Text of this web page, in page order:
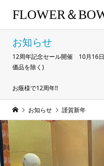
FLOWER＆
お知らせ
12周年記念セール開催 10月16
価品を除く)
お蔭様で12周年!!
お知らせ 謹賀新年